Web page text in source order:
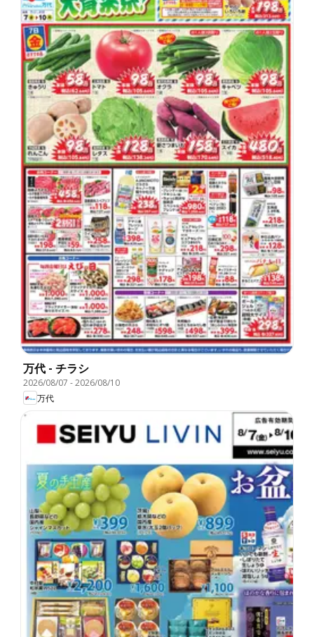
万代 - チラシ
2026/08/07 -2026/08/10
万代